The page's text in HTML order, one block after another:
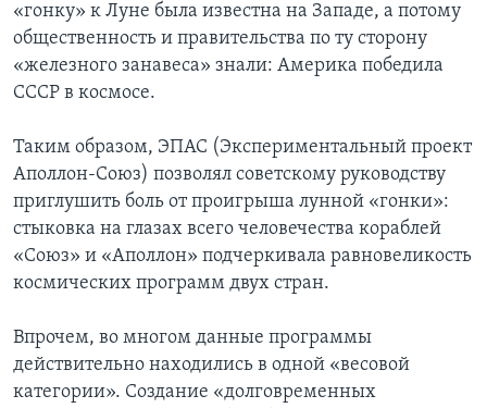
«гонку» к Луне была известна на Западе, а потому
общественность и правительства по ту сторону
«железного занавеса» знали: Америка победила
СССР в космосе.
Таким образом, ЭПАС (Экспериментальный проект
Аполлон-Союз) позволял советскому руководству
приглушить боль от проигрыша лунной «гонки»:
стыковка на глазах всего человечества кораблей
«Союз» и «Аполлон» подчеркивала равновеликость
космических программ двух стран.
Впрочем, во многом данные программы
действительно находились в одной «весовой
категории». Создание «долговременных